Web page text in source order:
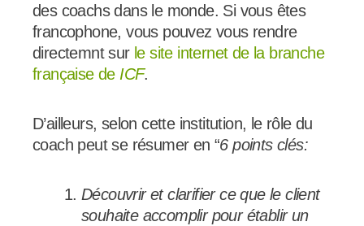
des coachs dans le monde. Si vous êtes
francophone, vous pouvez vous rendre
directemnt sur le site internet de la branche
française de ICF.
D’ailleurs, selon cette institution, le rôle du
coach peut se résumer en “6 points clés:
Découvrir et clarifier ce que le client
souhaite accomplir pour établir un